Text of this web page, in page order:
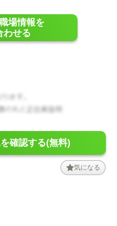
場情報を
わせる
確認する(無料)
気になる